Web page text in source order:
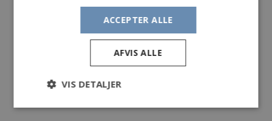
Endegrej: Snurrebassen no. 3
Egne kommentarer:
Dybt hurtigt med spinstop.
ACCEPTER ALLE
AFVIS ALLE
VIS DETALJER